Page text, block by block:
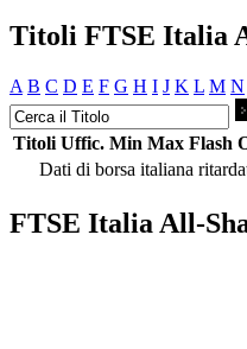
Titoli FTSE Italia
A B C D E F G H I J K L M N
Titoli Uffic. Min Max Flash
Dati di borsa italiana
FTSE Italia All-